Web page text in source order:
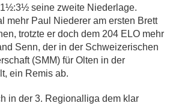
1½:3½ seine zweite Niederlage.
mehr Paul Niederer am ersten Brett
trotzte er doch dem 204 ELO mehr
Senn, der in der Schweizerischen
(SMM) für Olten in der
ein Remis ab.
in der 3. Regionalliga dem klar